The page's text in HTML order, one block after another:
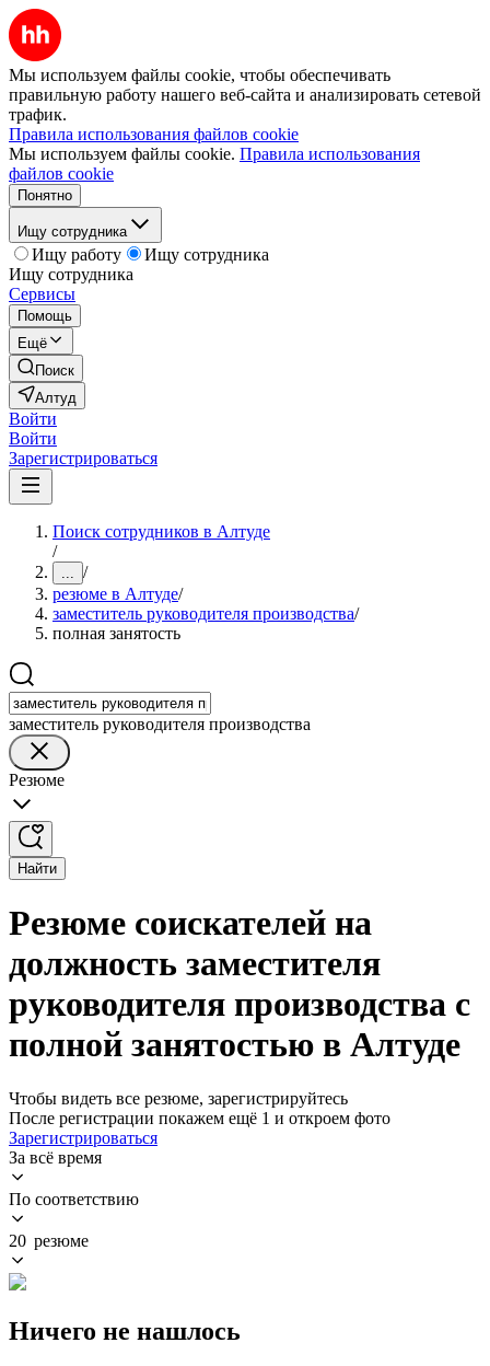
Мы используем файлы cookie, чтобы обеспечивать
правильную работу нашего веб-сайта и анализировать сетевой
трафик.
Правила использования файлов cookie
Мы используем файлы cookie. Правила использования
файлов cookie
Понятно
Ищу сотрудника
Ищу работу
Ищу сотрудника
Ищу сотрудника
Сервисы
Помощь
Ещё
Поиск
Алтуд
Войти
Войти
Зарегистрироваться
Поиск сотрудников в Алтуде
/
... /
резюме в Алтуде/
заместитель руководителя производства/
полная занятость
заместитель руководителя производства
Резюме
Найти
Резюме соискателей на
должность заместителя
руководителя производства с
полной занятостью в Алтуде
Чтобы видеть все резюме, зарегистрируйтесь
После регистрации покажем ещё 1 и откроем фото
Зарегистрироваться
За всё время
По соответствию
20 резюме
Ничего не нашлось